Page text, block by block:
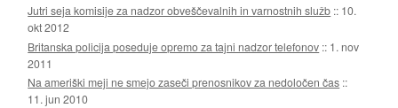
Jutri seja komisije za nadzor obveščevalnih in varnostnih služb :: 10.
okt 2012
Britanska policija poseduje opremo za tajni nadzor telefonov :: 1. nov
2011
Na ameriški meji ne smejo zaseči prenosnikov za nedoločen čas ::
11. jun 2010